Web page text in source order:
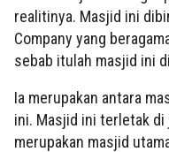
realitinya. Masjid ini
Company yang
sebab itulah masjid ini
Ia merupakan antara
ini. Masjid ini terletak di
merupakan masjid